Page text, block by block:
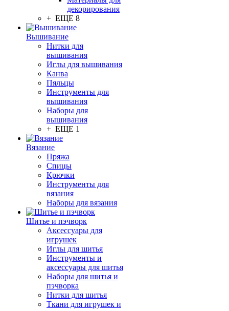
декорирования
+ ЕЩЕ 8
Вышивание
Нитки для
вышивания
Иглы для вышивания
Канва
Пяльцы
Инструменты для
вышивания
Наборы для
вышивания
+ ЕЩЕ 1
Вязание
Пряжа
Спицы
Крючки
Инструменты для
вязания
Наборы для вязания
Шитье и пэчворк
Аксессуары для
игрушек
Иглы для шитья
Инструменты и
аксессуары для шитья
Наборы для шитья и
пэчворка
Нитки для шитья
Ткани для игрушек и